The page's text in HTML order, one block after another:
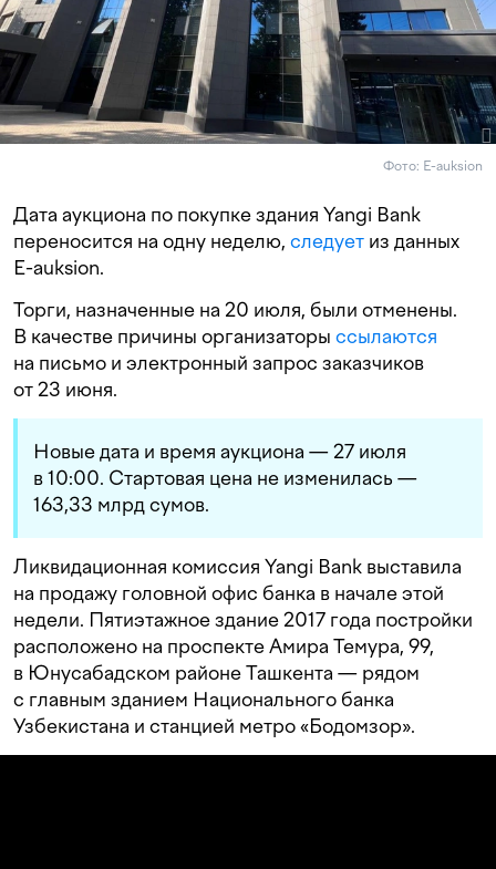
Фото: E-auksion
Дата аукциона по покупке здания Yangi Bank
переносится на одну неделю, следует из данных
E-auksion.
Торги, назначенные на 20 июля, были отменены.
В качестве причины организаторы ссылаются
на письмо и электронный запрос заказчиков
от 23 июня.
Новые дата и время аукциона — 27 июля
в 10:00. Стартовая цена не изменилась —
163,33 млрд сумов.
Ликвидационная комиссия Yangi Bank выставила
на продажу головной офис банка в начале этой
недели. Пятиэтажное здание 2017 года постройки
расположено на проспекте Амира Темура, 99,
в Юнусабадском районе Ташкента — рядом
с главным зданием Национального банка
Узбекистана и станцией метро «Бодомзор».